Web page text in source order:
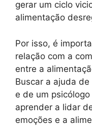
gerar um ciclo
alimentação
Por isso, é
relação com a
entre a
Buscar a ajuda
e de um
aprender a lidar
emoções e a